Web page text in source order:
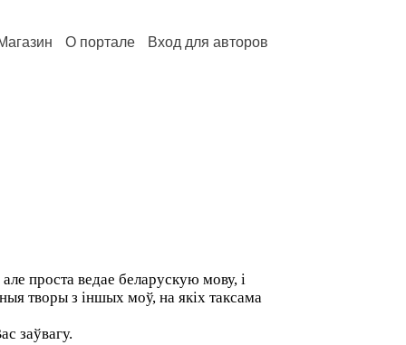
О портале Вход для авторов
проста ведае беларускую мову, і
творы з іншых моў, на якіх таксама
заўвагу.